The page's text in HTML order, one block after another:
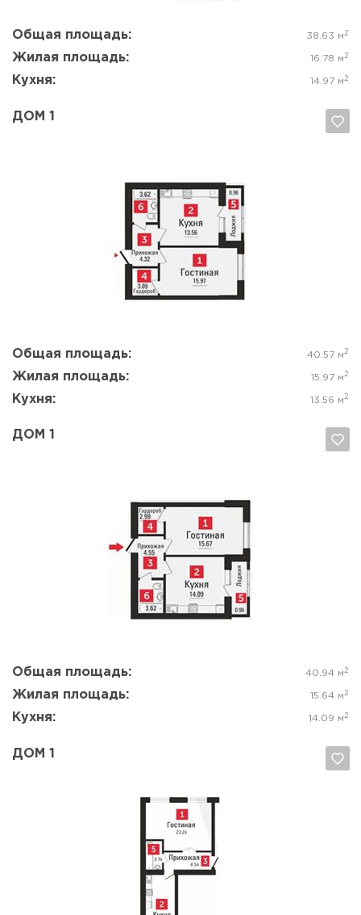
Общая площадь: 38.63 м 2
Жилая площадь: 16.78 м 2
Кухня: 14.97 м 2
ДОМ 1
Общая площадь: 40.57 м 2
Жилая площадь: 15.97 м 2
Кухня: 13.56 м 2
Да, удалить Отмена
ДОМ 1
Общая площадь: 40.94 м 2
Жилая площадь: 15.64 м 2
Кухня: 14.09 м 2
Да, удалить Отмена
ДОМ 1
Да, удалить